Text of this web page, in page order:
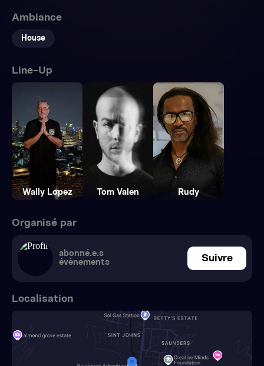
Ambiance
House
Line-Up
Wally Lopez Tom Valen Rudy
Organisé par
abonné.e.s
évènements
Suivre
Localisation